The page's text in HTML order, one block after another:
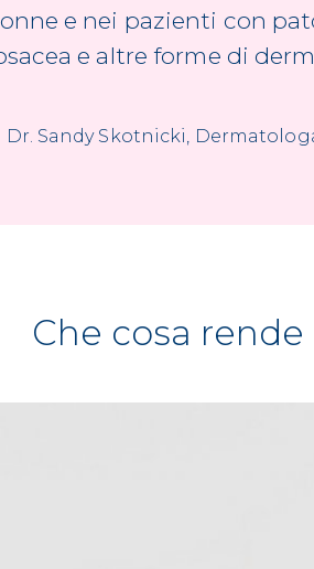
e nei pazienti con
e altre forme di
Dr. Sandy Skotnicki,
Che cosa